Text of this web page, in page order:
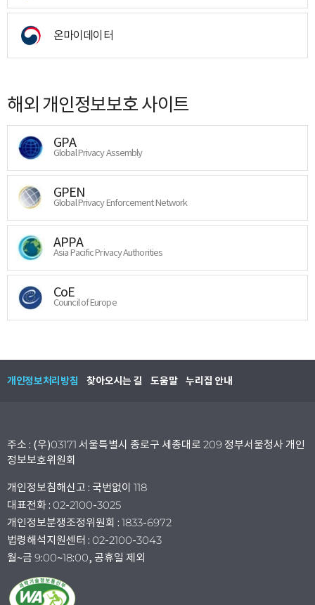
온마이데이터
해외 개인정보보호 사이트
GPA
Global Privacy Assembly
GPEN
Global Privacy Enforcement Network
APPA
Asia Pacific Privacy Authorities
CoE
Council of Europe
개인정보처리방침 찾아오시는 길 도움말 누리집 안내
주소 : (우)03171 서울특별시 종로구 세종대로 209 정부서울청사 개인
정보보호위원회
개인정보침해신고 : 국번없이 118
대표전화 : 02-2100-3025
개인정보분쟁조정위원회 : 1833-6972
법령해석지원센터 : 02-2100-3043
월~금 9:00~18:00, 공휴일 제외